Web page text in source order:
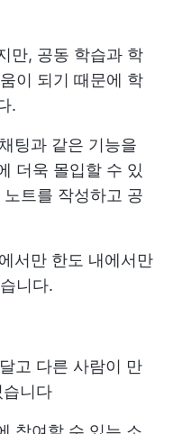
만, 공동 학습과 학
이 되기 때문에 학
.
팅과 같은 기능을
더욱 몰입할 수 있
트를 작성하고 공
서만 한도 내에서만
니다.
고 다른 사람이 만
니다